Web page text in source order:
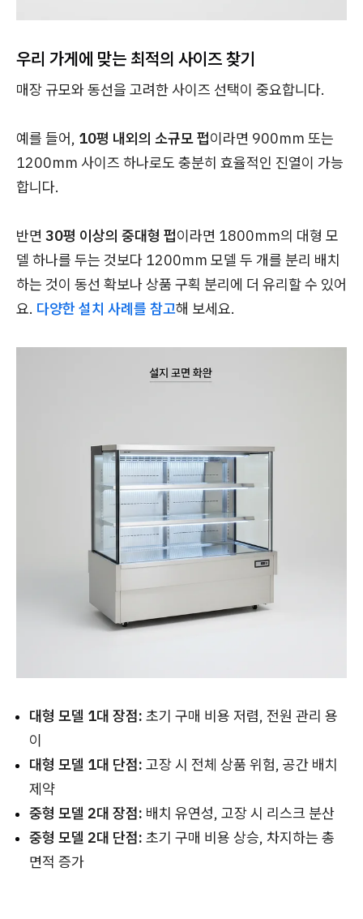
우리 가게에 맞는 최적의 사이즈 찾기
매장 규모와 동선을 고려한 사이즈 선택이 중요합니다.
예를 들어, 10평 내외의 소규모 펍이라면 900mm 또는
1200mm 사이즈 하나로도 충분히 효율적인 진열이 가능
합니다.
반면 30평 이상의 중대형 펍이라면 1800mm의 대형 모
델 하나를 두는 것보다 1200mm 모델 두 개를 분리 배치
하는 것이 동선 확보나 상품 구획 분리에 더 유리할 수 있어
요. 다양한 설치 사례를 참고해 보세요.
대형 모델 1대 장점: 초기 구매 비용 저렴, 전원 관리 용
이
대형 모델 1대 단점: 고장 시 전체 상품 위험, 공간 배치
제약
중형 모델 2대 장점: 배치 유연성, 고장 시 리스크 분산
중형 모델 2대 단점: 초기 구매 비용 상승, 차지하는 총
면적 증가